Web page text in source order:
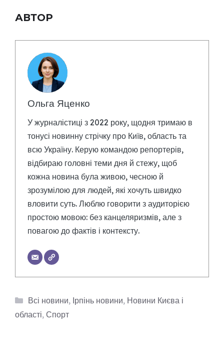
АВТОР
Ольга Яценко
У журналістиці з 2022 року, щодня тримаю в
тонусі новинну стрічку про Київ, область та
всю Україну. Керую командою репортерів,
відбираю головні теми дня й стежу, щоб
кожна новина була живою, чесною й
зрозумілою для людей, які хочуть швидко
вловити суть. Люблю говорити з аудиторією
простою мовою: без канцеляризмів, але з
повагою до фактів і контексту.
Категорії
Всі новини, Ірпінь новини, Новини Києва і
області, Спорт